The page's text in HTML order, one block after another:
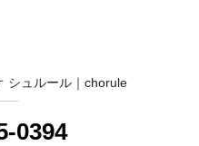
シュルール｜chorule
0394